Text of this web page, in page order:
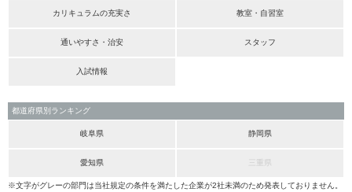
カリキュラムの充実さ 教室・自習室
通いやすさ・治安 スタッフ
入試情報
都道府県別ランキング
岐阜県 静岡県
愛知県
※文字がグレーの部門は当社規定の条件を満たした企業が2社未満のため発表しておりません。